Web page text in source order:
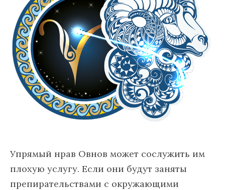
Упрямый нрав Овнов может сослужить им
плохую услугу. Если они будут заняты
препирательствами с окружающими